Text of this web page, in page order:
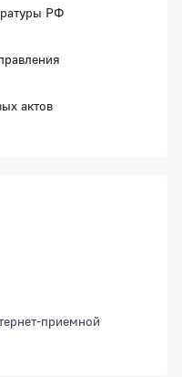
РФ
актов
приемной